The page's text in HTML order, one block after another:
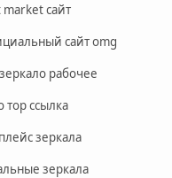
сайт
сайт omg
рабочее
тор ссылка
зеркала
зеркала